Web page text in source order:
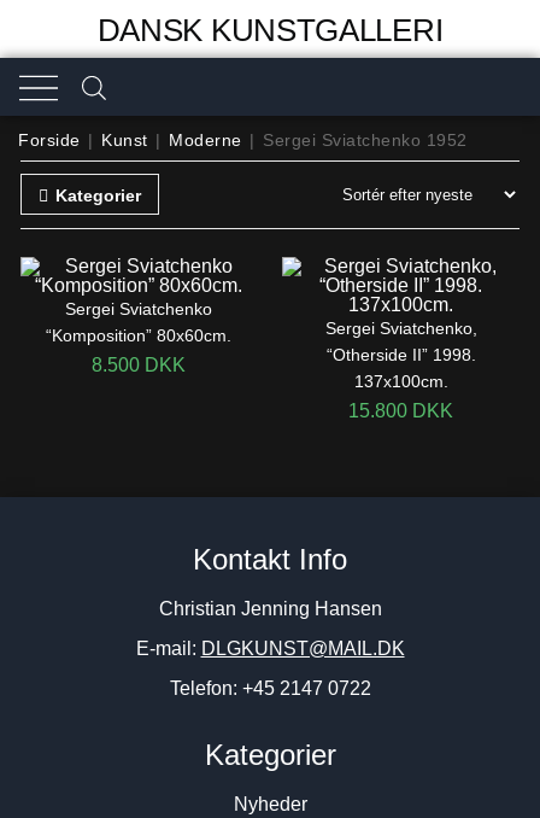
DANSK KUNSTGALLERI
Forside | Kunst | Moderne | Sergei Sviatchenko 1952
Kategorier
Sergei Sviatchenko
“Komposition” 80x60cm.
8.500 DKK
Sergei Sviatchenko,
“Otherside II” 1998.
137x100cm.
15.800 DKK
Kontakt Info
Christian Jenning Hansen
E-mail: DLGKUNST@MAIL.DK
Telefon: +45 2147 0722
Kategorier
Nyheder